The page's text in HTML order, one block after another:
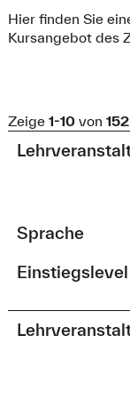
Hier finden Sie
Kursangebot des
Zeige 1-10von 152
Sprache
Einstiegslevel